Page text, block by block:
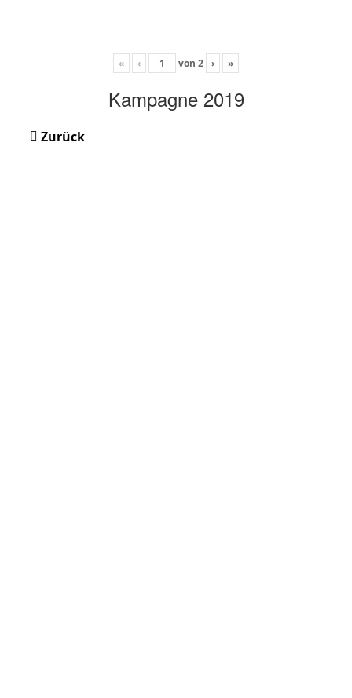
« ‹ von 2 › »
Kampagne 2019
Zurück